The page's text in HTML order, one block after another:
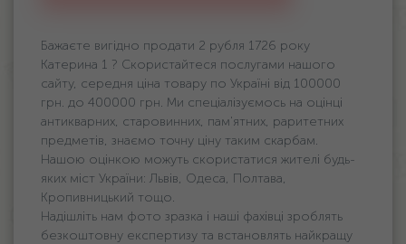
Бажаєте вигідно продати 2 рубля 1726 року
Катерина 1 ? Скористайтеся послугами нашого
сайту, середня ціна товару по Україні від 100000
грн. дo 400000 грн. Ми спеціалізуємось на оцінці
антикварних, старовинних, пам'ятних, раритетних
предметів, знаємо точну ціну таким скарбам.
Нашою оцінкою можуть скористатися жителі будь-
яких міст України: Львів, Одеса, Полтава,
Кропивницький тощо.
Надішліть нам фото зразка і наші фахівці зроблять
безкоштовну експертизу та встановлять найкращу